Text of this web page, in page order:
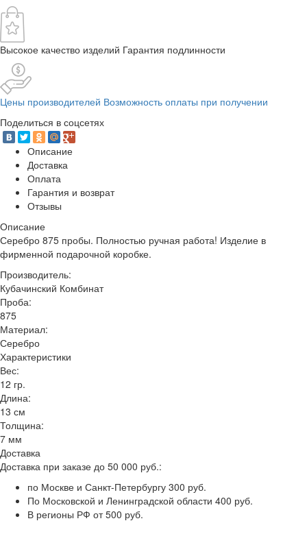
Высокое качество изделий Гарантия подлинности
Цены производителей Возможность оплаты при получении
Поделиться в соцсетях
Описание
Доставка
Оплата
Гарантия и возврат
Отзывы
Описание
Серебро 875 пробы. Полностью ручная работа! Изделие в
фирменной подарочной коробке.
Производитель:
Кубачинский Комбинат
Проба:
875
Материал:
Серебро
Характеристики
Вес:
12 гр.
Длина:
13 см
Толщина:
7 мм
Доставка
Доставка при заказе до 50 000 руб.:
по Москве и Санкт-Петербургу 300 руб.
По Московской и Ленинградской области 400 руб.
В регионы РФ от 500 руб.